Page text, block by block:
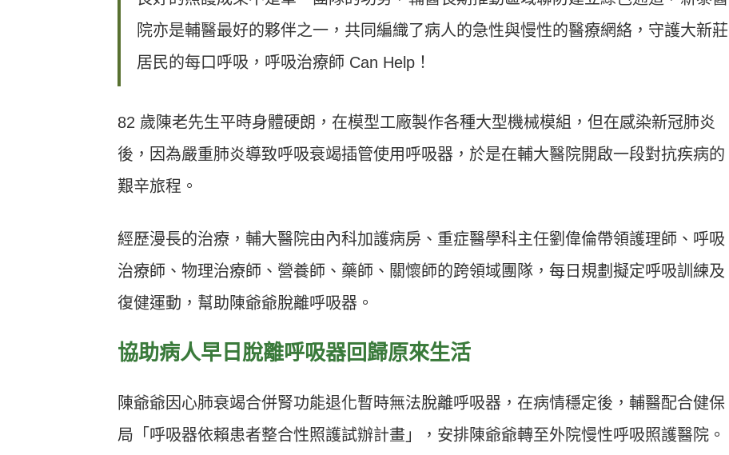
院亦是輔醫最好的夥伴之一，共同編織了病人的急性與慢性的醫療網絡，守護大新莊
居民的每口呼吸，呼吸治療師 Can Help！
82 歲陳老先生平時身體硬朗，在模型工廠製作各種大型機械模組，但在感染新冠肺炎
後，因為嚴重肺炎導致呼吸衰竭插管使用呼吸器，於是在輔大醫院開啟一段對抗疾病的
艱辛旅程。
經歷漫長的治療，輔大醫院由內科加護病房、重症醫學科主任劉偉倫帶領護理師、呼吸
治療師、物理治療師、營養師、藥師、關懷師的跨領域團隊，每日規劃擬定呼吸訓練及
復健運動，幫助陳爺爺脫離呼吸器。
協助病人早日脫離呼吸器回歸原來生活
陳爺爺因心肺衰竭合併腎功能退化暫時無法脫離呼吸器，在病情穩定後，輔醫配合健保
局「呼吸器依賴患者整合性照護試辦計畫」，安排陳爺爺轉至外院慢性呼吸照護醫院。